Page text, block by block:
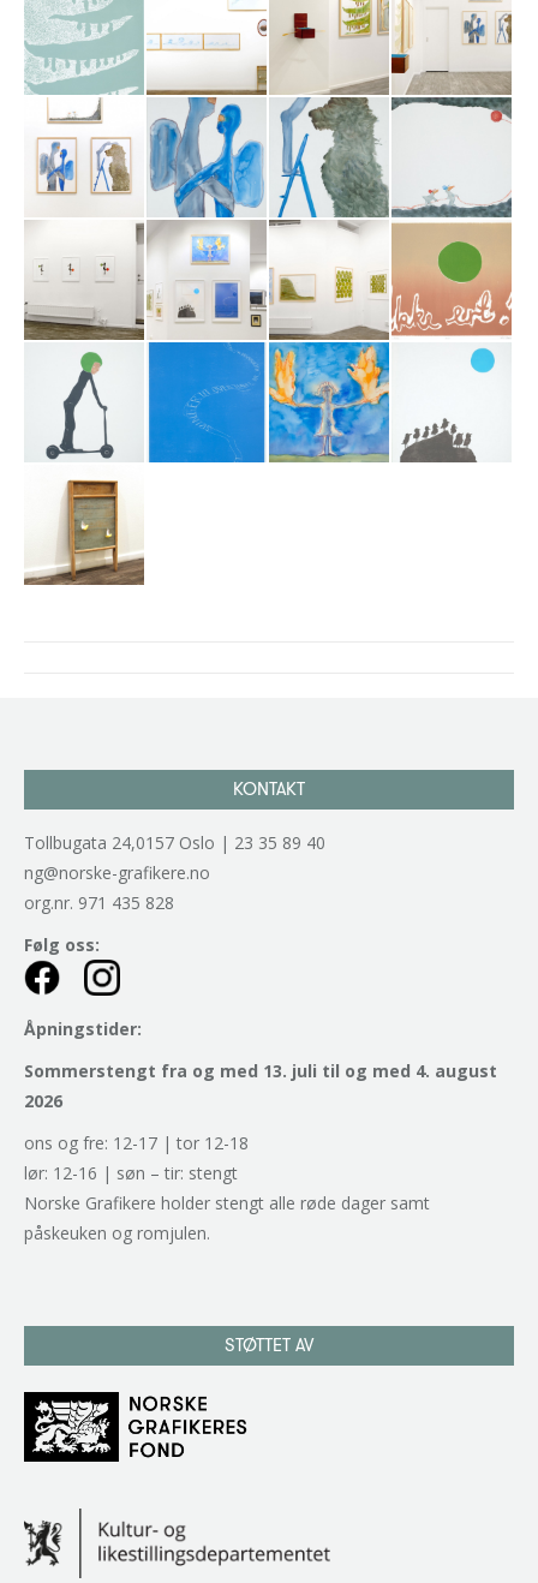
KONTAKT
Tollbugata 24,0157 Oslo | 23 35 89 40
ng@norske-grafikere.no
org.nr. 971 435 828
Følg oss:
Åpningstider:
Sommerstengt fra og med 13. juli til og med 4. august
2026
ons og fre: 12-17 | tor 12-18
lør: 12-16 | søn – tir: stengt
Norske Grafikere holder stengt alle røde dager samt
påskeuken og romjulen.
STØTTET AV